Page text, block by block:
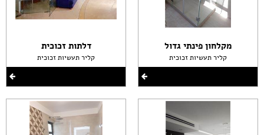
מקלחון פינתי גדול
קליר תעשיות זכוכית
דלתות זכוכית
קליר תעשיות זכוכית